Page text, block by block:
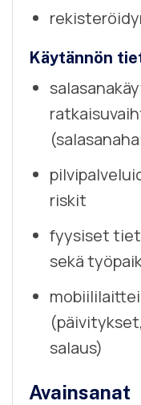
Käytännön
riskit
fyysiset
sekä
salaus)
Avainsanat